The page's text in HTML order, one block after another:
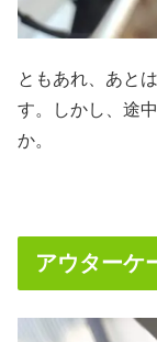
ともあれ、あと
す。しかし、途
か。
アウターケ